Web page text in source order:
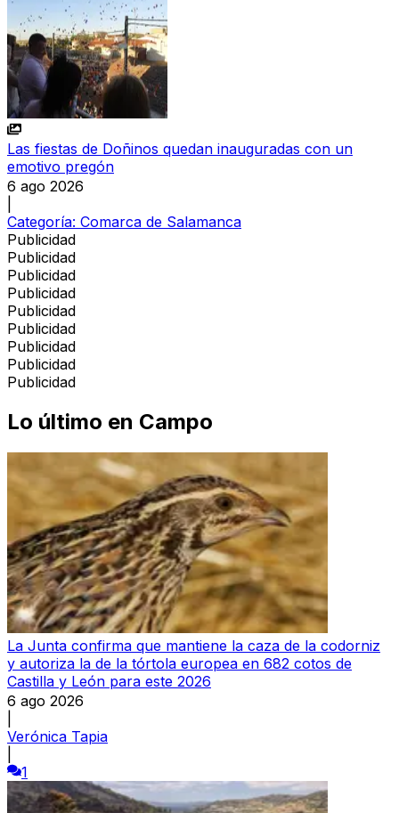
Las fiestas de Doñinos quedan inauguradas con un
emotivo pregón
6 ago 2026
Categoría: Comarca de Salamanca
Publicidad
Publicidad
Publicidad
Publicidad
Publicidad
Publicidad
Publicidad
Publicidad
Publicidad
Lo último en Campo
La Junta confirma que mantiene la caza de la codorniz
y autoriza la de la tórtola europea en 682 cotos de
Castilla y León para este 2026
6 ago 2026
Verónica Tapia
1